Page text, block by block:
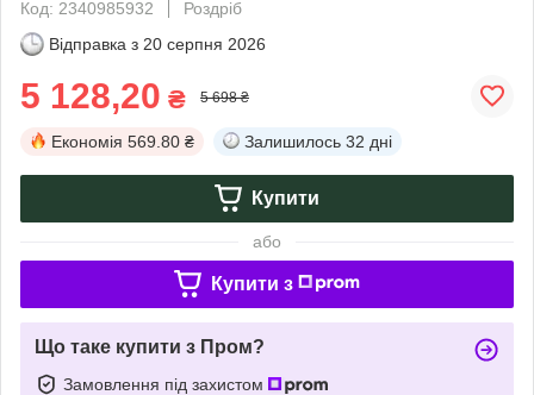
Код: 2340985932
Роздріб
Відправка з 20 серпня 2026
5 128,20 ₴ 5 698 ₴
Економія 569.80 ₴ Залишилось 32 дні
Купити
або
Купити з
Що таке купити з Пром?
Замовлення під захистом